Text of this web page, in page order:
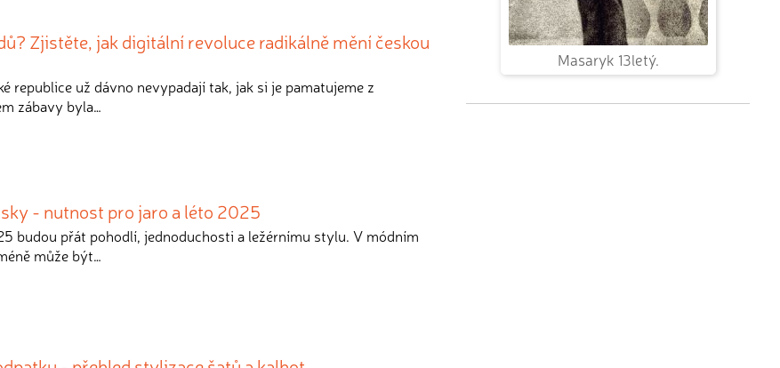
Zjistěte, jak digitální revoluce radikálně mění českou
republice už dávno nevypadají tak, jak si je pamatujeme z
zábavy byla…
- nutnost pro jaro a léto 2025
budou přát pohodlí, jednoduchosti a ležérnímu stylu. V módním
může být…
Masaryk 13letý.